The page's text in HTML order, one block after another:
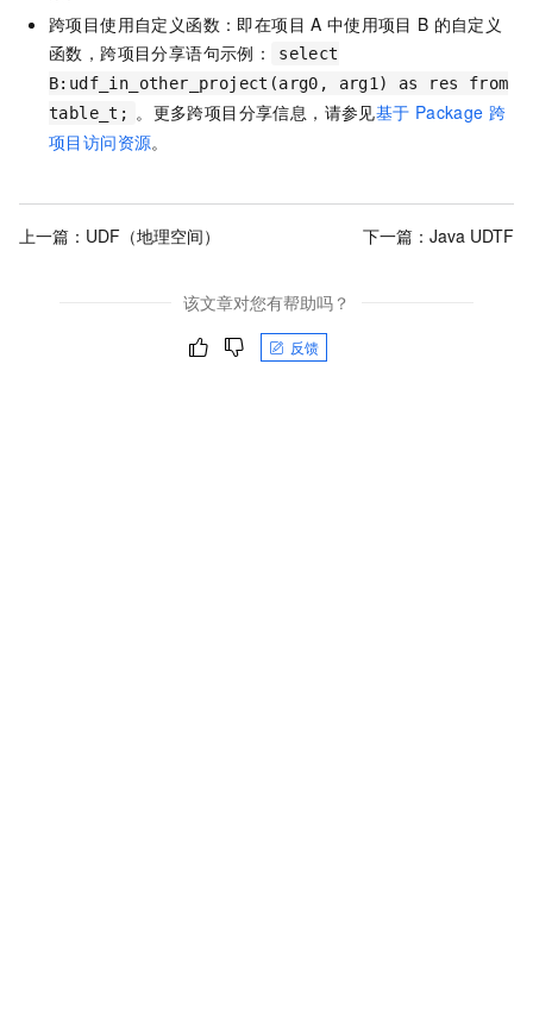
跨项目使用自定义函数：即在项目 A 中使用项目 B 的自定义
函数，跨项目分享语句示例：
select
B:udf_in_other_project(arg0, arg1) as res from
table_t; 。更多跨项目分享信息，请参见基于 Package 跨
项目访问资源。
上一篇： UDF（地理空间） 下一篇： Java UDTF
该文章对您有帮助吗？
反馈